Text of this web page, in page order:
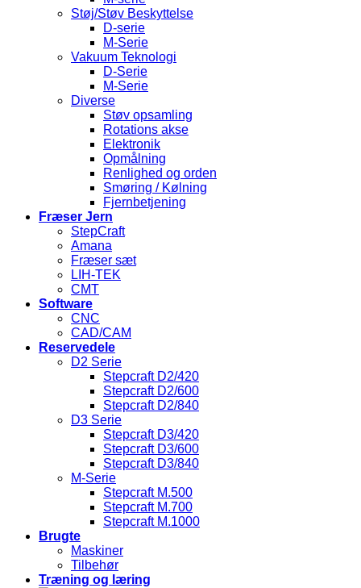
Støj/Støv Beskyttelse
D-serie
M-Serie
Vakuum Teknologi
D-Serie
M-Serie
Diverse
Støv opsamling
Rotations akse
Elektronik
Opmålning
Renlighed og orden
Smøring / Kølning
Fjernbetjening
Fræser Jern
StepCraft
Amana
Fræser sæt
LIH-TEK
CMT
Software
CNC
CAD/CAM
Reservedele
D2 Serie
Stepcraft D2/420
Stepcraft D2/600
Stepcraft D2/840
D3 Serie
Stepcraft D3/420
Stepcraft D3/600
Stepcraft D3/840
M-Serie
Stepcraft M.500
Stepcraft M.700
Stepcraft M.1000
Brugte
Maskiner
Tilbehør
Træning og læring